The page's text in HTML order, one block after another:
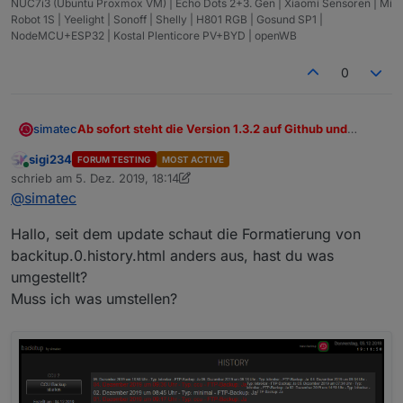
was gerade passiert.
Ab sofort sieht man genau, was gerade für Prozesse
NUC7i3 (Ubuntu Proxmox VM) | Echo Dots 2+3. Gen | Xiaomi Sensoren | Mi
Robot 1S | Yeelight | Sonoff | Shelly | H801 RGB | Gosund SP1 |
NodeMCU+ESP32 | Kostal Plenticore PV+BYD | openWB
0
simatecAb sofort steht die Version 1.3.2 auf Github und
zur Verfügung.
Wichtigste Neuerung neben einigen kleinen Bugfix ist
das kleine Webinterface für den Restore.
Wiederherstellungsprozess genau verfolgen könnt.
Aufgrund des Stopps von ioBroker war dies bisher
nicht möglich und man sah nur über einige Umwege,
was gerade passiert.
Ab sofort sieht man genau, was gerade für Prozesse
Online
sigi234 FORUM TESTING MOST ACTIVE
schrieb am 5. Dez. 2019, 18:14
zuletzt editiert von sigi23412. Mai 2019, 19:16
@simatec
Hallo, seit dem update schaut die Formatierung von
backitup.0.history.html anders aus, hast du was
umgestellt?
Muss ich was umstellen?